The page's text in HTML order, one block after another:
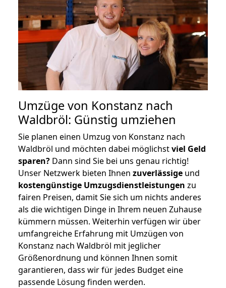
Umzüge von Konstanz nach
Waldbröl: Günstig umziehen
Sie planen einen Umzug von Konstanz nach
Waldbröl und möchten dabei möglichstviel Geld
sparen? Dann sind Sie bei uns genau richtig!
Unser Netzwerk bieten Ihnen zuverlässige und
kostengünstige Umzugsdienstleistungen zu
fairen Preisen, damit Sie sich um nichts anderes
als die wichtigen Dinge in Ihrem neuen Zuhause
kümmern müssen. Weiterhin verfügen wir über
umfangreiche Erfahrung mit Umzügen von
Konstanz nach Waldbröl mit jeglicher
Größenordnung und können Ihnen somit
garantieren, dass wir für jedes Budget eine
passende Lösung finden werden.